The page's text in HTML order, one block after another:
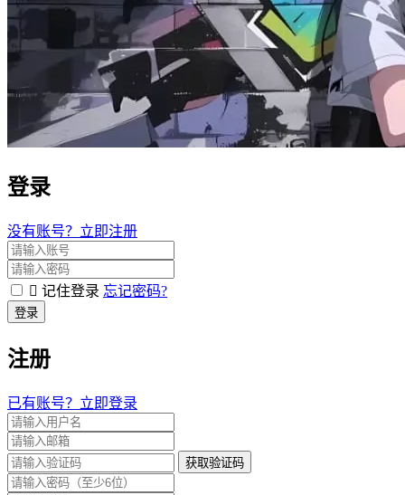
登录
没有账号？立即注册
记住登录 忘记密码?
登录
注册
已有账号？立即登录
获取验证码